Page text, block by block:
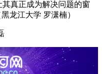
真正成为解决问题的窗
龙江大学 罗潇楠）